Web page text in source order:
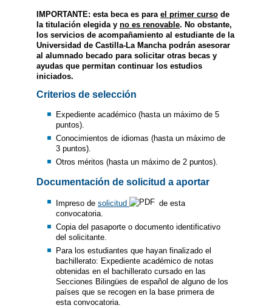
IMPORTANTE: esta beca es para el primer curso de
la titulación elegida y no es renovable. No obstante,
los servicios de acompañamiento al estudiante de la
Universidad de Castilla-La Mancha podrán asesorar
al alumnado becado para solicitar otras becas y
ayudas que permitan continuar los estudios
iniciados.
Criterios de selección
Expediente académico (hasta un máximo de 5
puntos).
Conocimientos de idiomas (hasta un máximo de
3 puntos).
Otros méritos (hasta un máximo de 2 puntos).
Documentación de solicitud a aportar
Impreso de solicitud
de esta
convocatoria.
Copia del pasaporte o documento identificativo
del solicitante.
Para los estudiantes que hayan finalizado el
bachillerato: Expediente académico de notas
obtenidas en el bachillerato cursado en las
Secciones Bilingües de español de alguno de los
países que se recogen en la base primera de
esta convocatoria.